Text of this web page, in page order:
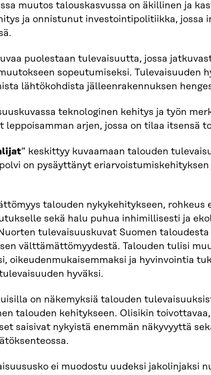
muutos talouskasvussa on äkillinen ja
ja onnistunut investointipolitiikka, jossa
puolestaan tulevaisuutta, jossa
sopeutumiseksi. Tulevaisuuden
lähtökohdista jälleenrakennuksen
teknologinen kehitys ja työn
arjen, jossa on tilaa itsensä
” keskittyy kuvaamaan talouden
on pysäyttänyt eriarvoistumiskehityksen
talouden nykykehitykseen, rohkeus
sekä halu puhua inhimillisesti ja
tulevaisuuskuvat Suomen
välttämättömyydestä. Talouden tulisi
oikeudenmukaisemmaksi ja hyvinvointia
hyväksi.
on näkemyksiä talouden
talouden kehitykseen. Olisikin
saisivat nykyistä enemmän näkyvyyttä
ei muodostu uudeksi jakolinjaksi